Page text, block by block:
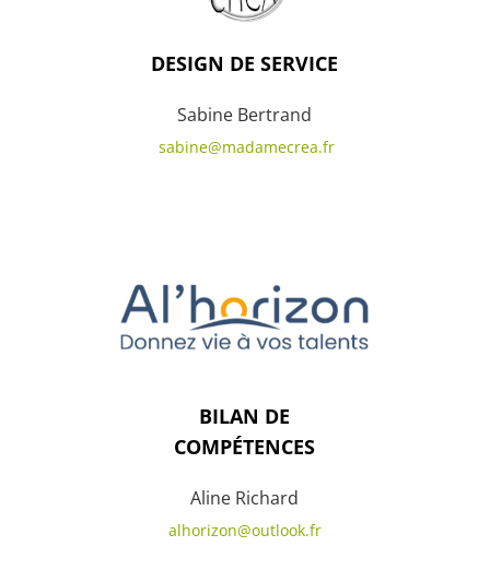
DESIGN DE SERVICE
Sabine Bertrand
sabine@madamecrea.fr
BILAN DE
COMPÉTENCES
Aline Richard
alhorizon@outlook.fr